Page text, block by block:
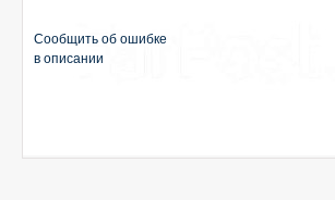
Сообщить об ошибке
в описании